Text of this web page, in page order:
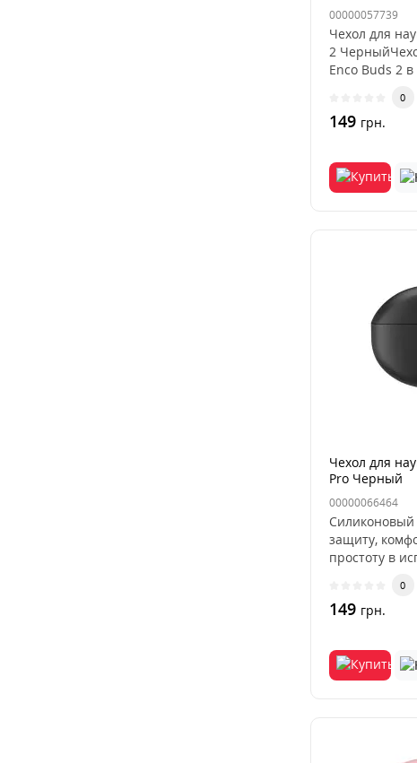
00000057739
Чехол для
2
Enco Buds 2
0
149 грн.
Чехол для
Pro Черный
00000066464
защиту,
простоту в
0
149 грн.